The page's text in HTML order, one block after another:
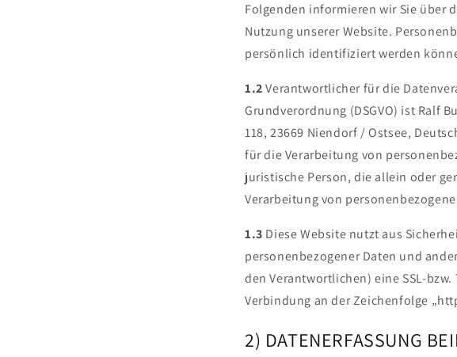
Folgenden informieren wir Sie über
Nutzung unserer Website.
persönlich identifiziert werden
1.2Verantwortlicher für die
Grundverordnung (DSGVO) ist Ralf
118, 23669 Niendorf / Ostsee,
für die Verarbeitung von
juristische Person, die allein oder
Verarbeitung von
1.3 Diese Website nutzt aus
personenbezogener Daten und
den Verantwortlichen) eine SSL-
Verbindung an der Zeichenfolge
2) DATENERFASSUNG